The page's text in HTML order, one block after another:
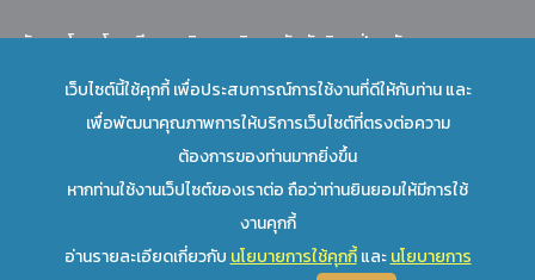
พัฒนาโดย โรงเรียนสาธิตมหาวิทยาลัยทักษิณ ฝ่ายมัธยม
เลื่อนขึ้นข้างบน
เว็บไซต์นี้ใช้คุกกี้ เพื่อประสบการณ์การใช้งานที่ดีให้กับท่าน และ
เพื่อพัฒนาคุณภาพการให้บริการเว็บไซต์ที่ตรงต่อความ
ต้องการของท่านมากยิ่งขึ้น
หากท่านใช้งานเว็ปไซต์ของเราต่อ ถือว่าท่านยินยอมให้มีการใช้
งานคุกกี้
อ่านรายละเอียดเกี่ยวกับ นโยบายการใช้คุกกี้และนโยบายการ